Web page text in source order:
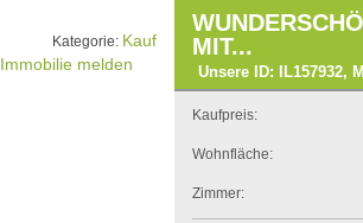
Kategorie: Kauf
Immobilie melden
MIT...
Unsere ID: IL157932,
Kaufpreis:
Wohnfläche:
Zimmer: